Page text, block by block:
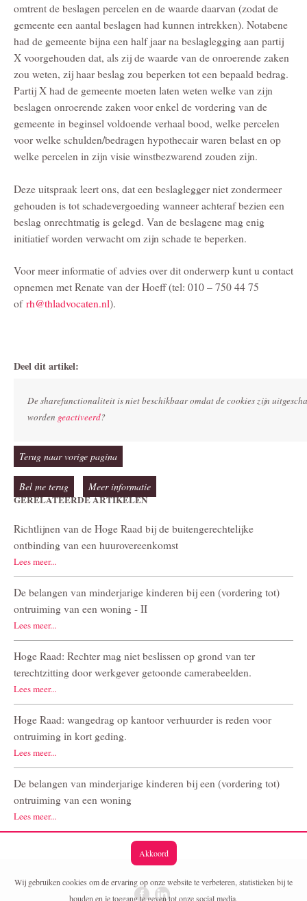
omtrent de beslagen percelen en de waarde daarvan (zodat de
gemeente een aantal beslagen had kunnen intrekken). Notabene
had de gemeente bijna een half jaar na beslaglegging aan partij
X voorgehouden dat, als zij de waarde van de onroerende zaken
zou weten, zij haar beslag zou beperken tot een bepaald bedrag.
Partij X had de gemeente moeten laten weten welke van zijn
beslagen onroerende zaken voor enkel de vordering van de
gemeente in beginsel voldoende verhaal bood, welke percelen
voor welke schulden/bedragen hypothecair waren belast en op
welke percelen in zijn visie winstbezwarend zouden zijn.
Deze uitspraak leert ons, dat een beslaglegger niet zondermeer
gehouden is tot schadevergoeding wanneer achteraf bezien een
beslag onrechtmatig is gelegd. Van de beslagene mag enig
initiatief worden verwacht om zijn schade te beperken.
Voor meer informatie of advies over dit onderwerp kunt u contact
opnemen met Renate van der Hoeff (tel: 010 – 750 44 75
of rh@thladvocaten.nl).
Deel dit artikel:
De sharefunctionaliteit is niet beschikbaar omdat de cookies zijn
worden geactiveerd?
Terug naar vorige pagina
Bel me terug Meer informatie
GERELATEERDE ARTIKELEN
Richtlijnen van de Hoge Raad bij de buitengerechtelijke
ontbinding van een huurovereenkomst
Lees meer...
De belangen van minderjarige kinderen bij een (vordering tot)
ontruiming van een woning - II
Lees meer...
Hoge Raad: Rechter mag niet beslissen op grond van ter
terechtzitting door werkgever getoonde camerabeelden.
Lees meer...
Hoge Raad: wangedrag op kantoor verhuurder is reden voor
ontruiming in kort geding.
Lees meer...
De belangen van minderjarige kinderen bij een (vordering tot)
ontruiming van een woning
Lees meer...
Akkoord
Wij gebruiken cookies om de ervaring op onze website te verbeteren, statistieken bij te
houden en je toegang te geven tot onze social media.